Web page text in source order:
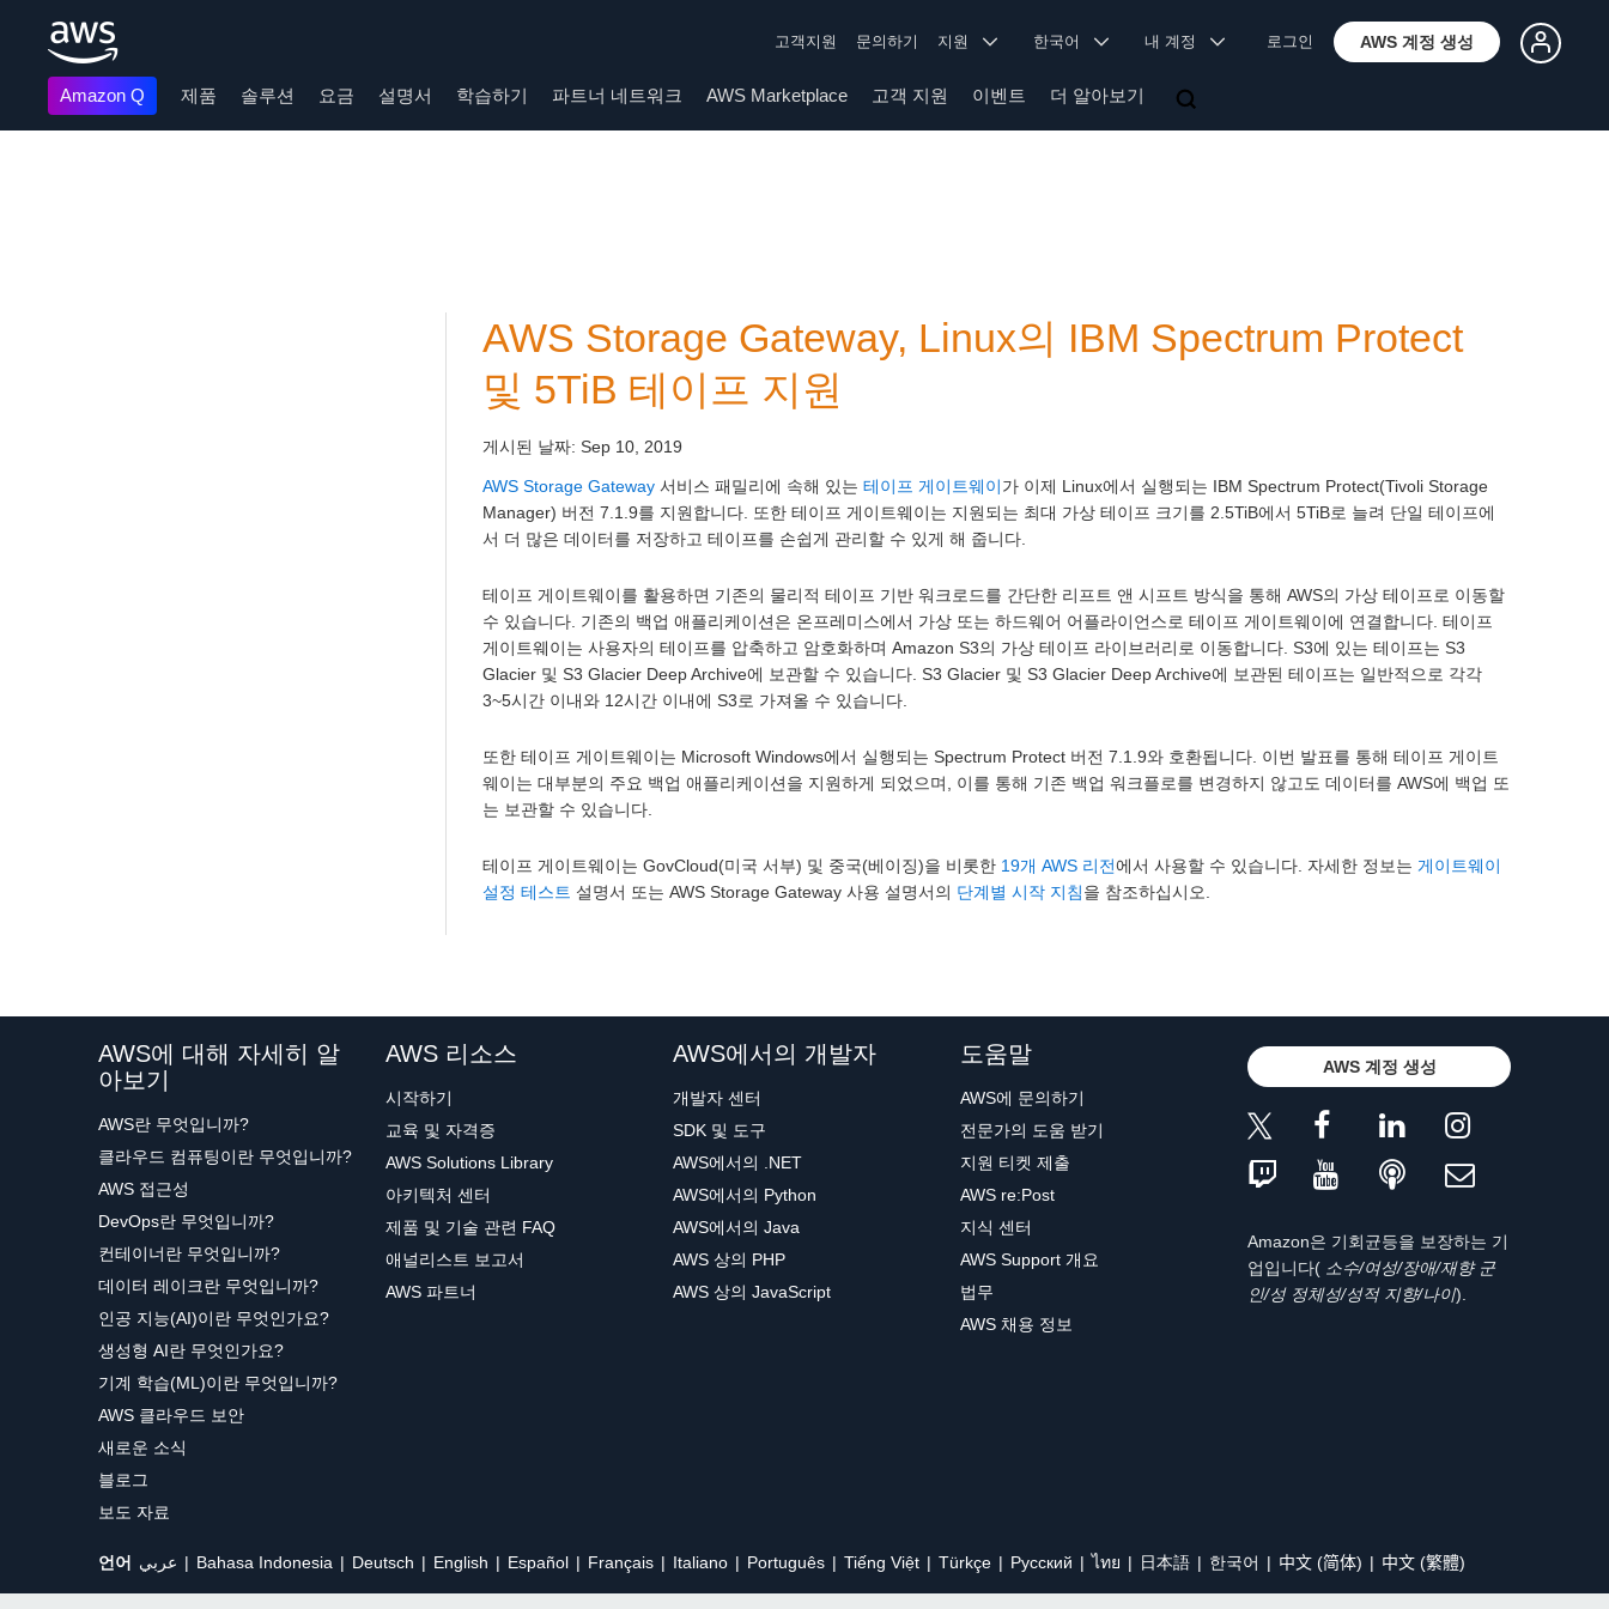
고객지원 문의하기 지원 한국어 내 계정 로그인 AWS 계정 생성
Amazon Q 제품 솔루션 요금 설명서 학습하기 파트너 네트워크 AWS Marketplace 고객 지원 이벤트 더 알아보기
AWS Storage Gateway, Linux의 IBM Spectrum Protect
및 5TiB 테이프 지원
게시된 날짜: Sep 10, 2019
AWS Storage Gateway 서비스 패밀리에 속해 있는 테이프 게이트웨이가 이제 Linux에서 실행되는 IBM Spectrum Protect(Tivoli Storage
Manager) 버전 7.1.9를 지원합니다. 또한 테이프 게이트웨이는 지원되는 최대 가상 테이프 크기를 2.5TiB에서 5TiB로 늘려 단일 테이프에
서 더 많은 데이터를 저장하고 테이프를 손쉽게 관리할 수 있게 해 줍니다.
테이프 게이트웨이를 활용하면 기존의 물리적 테이프 기반 워크로드를 간단한 리프트 앤 시프트 방식을 통해 AWS의 가상 테이프로 이동할
수 있습니다. 기존의 백업 애플리케이션은 온프레미스에서 가상 또는 하드웨어 어플라이언스로 테이프 게이트웨이에 연결합니다. 테이프
게이트웨이는 사용자의 테이프를 압축하고 암호화하며 Amazon S3의 가상 테이프 라이브러리로 이동합니다. S3에 있는 테이프는 S3
Glacier 및 S3 Glacier Deep Archive에 보관할 수 있습니다. S3 Glacier 및 S3 Glacier Deep Archive에 보관된 테이프는 일반적으로 각각
3~5시간 이내와 12시간 이내에 S3로 가져올 수 있습니다.
또한 테이프 게이트웨이는 Microsoft Windows에서 실행되는 Spectrum Protect 버전 7.1.9와 호환됩니다. 이번 발표를 통해 테이프 게이트
웨이는 대부분의 주요 백업 애플리케이션을 지원하게 되었으며, 이를 통해 기존 백업 워크플로를 변경하지 않고도 데이터를 AWS에 백업 또
는 보관할 수 있습니다.
테이프 게이트웨이는 GovCloud(미국 서부) 및 중국(베이징)을 비롯한 19개 AWS 리전에서 사용할 수 있습니다. 자세한 정보는 게이트웨이
설정 테스트 설명서 또는 AWS Storage Gateway 사용 설명서의 단계별 시작 지침을 참조하십시오.
AWS에 대해 자세히 알
아보기
AWS란 무엇입니까?
클라우드 컴퓨팅이란 무엇입니까?
AWS 접근성
DevOps란 무엇입니까?
컨테이너란 무엇입니까?
데이터 레이크란 무엇입니까?
인공 지능(AI)이란 무엇인가요?
생성형 AI란 무엇인가요?
기계 학습(ML)이란 무엇입니까?
AWS 클라우드 보안
새로운 소식
블로그
보도 자료
AWS 리소스
시작하기
교육 및 자격증
AWS Solutions Library
아키텍처 센터
제품 및 기술 관련 FAQ
애널리스트 보고서
AWS 파트너
AWS에서의 개발자
개발자 센터
SDK 및 도구
AWS에서의 .NET
AWS에서의 Python
AWS에서의 Java
AWS 상의 PHP
AWS 상의 JavaScript
도움말
AWS에 문의하기
전문가의 도움 받기
지원 티켓 제출
AWS re:Post
지식 센터
AWS Support 개요
법무
AWS 채용 정보
AWS 계정 생성
Amazon은 기회균등을 보장하는 기
업입니다( 소수/여성/장애/재향 군
인/성 정체성/성적 지향/나이).
언어 عربي Bahasa Indonesia Deutsch English Español Français Italiano Português Tiếng Việt Türkçe Ρусский ไทย 日本語 한국어 中文 (简体) 中文 (繁體)